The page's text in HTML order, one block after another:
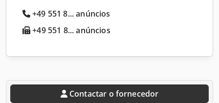
+49 551 8... anúncios
+49 551 8... anúncios
Contactar o fornecedor